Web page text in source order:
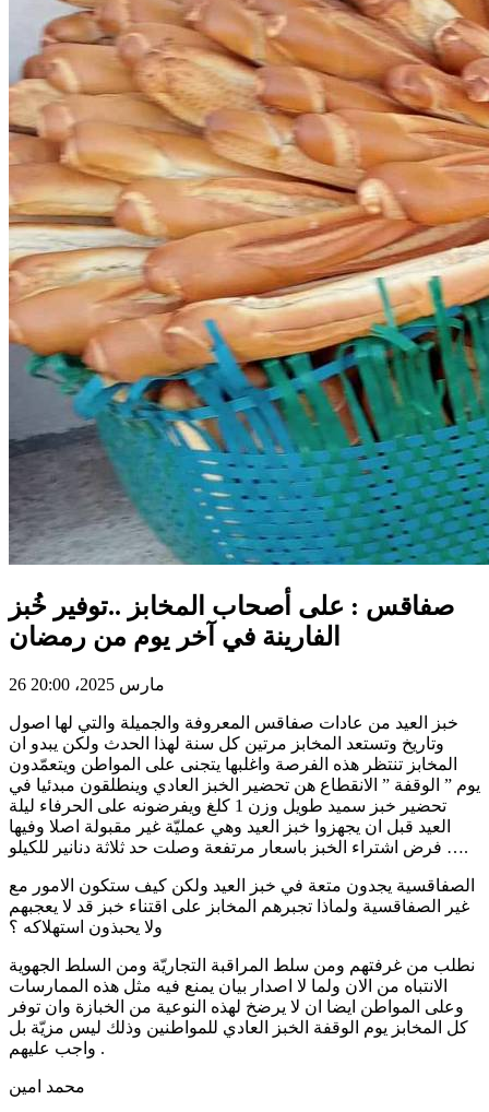
صفاقس : على أصحاب المخابز ..توفير خُبز
الفارينة في آخر يوم من رمضان
26 مارس 2025، 20:00
خبز العيد من عادات صفاقس المعروفة والجميلة والتي لها اصول
وتاريخ وتستعد المخابز مرتين كل سنة لهذا الحدث ولكن يبدو ان
المخابز تنتظر هذه الفرصة واغلبها يتجنى على المواطن ويتعمّدون
يوم ” الوقفة ” الانقطاع هن تحضير الخبز العادي وينطلقون مبدئيا في
تحضير خبز سميد طويل وزن 1 كلغ ويفرضونه على الحرفاء ليلة
العيد قبل ان يجهزوا خبز العيد وهي عمليّة غير مقبولة اصلا وفيها
فرض اشتراء الخبز باسعار مرتفعة وصلت حد ثلاثة دنانير للكيلو ….
الصفاقسية يجدون متعة في خبز العيد ولكن كيف ستكون الامور مع
غير الصفاقسية ولماذا تجبرهم المخابز على اقتناء خبز قد لا يعجبهم
ولا يحبذون استهلاكه ؟
نطلب من غرفتهم ومن سلط المراقبة التجاريّة ومن السلط الجهوية
الانتباه من الان ولما لا اصدار بيان يمنع فيه مثل هذه الممارسات
وعلى المواطن ايضا ان لا يرضخ لهذه النوعية من الخبازة وان توفر
كل المخابز يوم الوقفة الخبز العادي للمواطنين وذلك ليس مزيّة بل
واجب عليهم .
محمد امين